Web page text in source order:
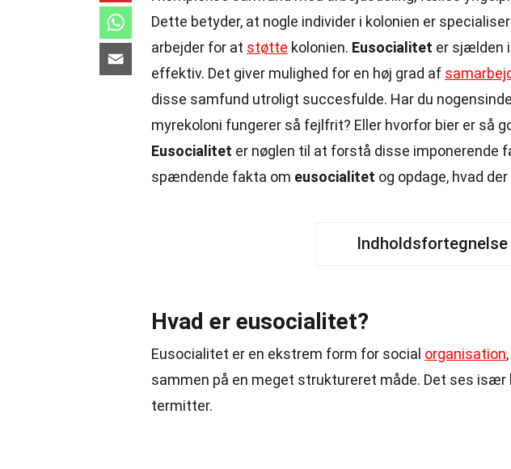
Dette betyder, at nogle individer i kolonien er
arbejder for at støtte kolonien. Eusocialitet er sjælden
effektiv. Det giver mulighed for en høj grad af
disse samfund utroligt succesfulde. Har du
myrekoloni fungerer så fejlfrit? Eller hvorfor bier er så
Eusocialitet er nøglen til at forstå disse imponerende
spændende fakta om eusocialitet og opdage, hvad
Indholdsfortegnelse
Hvad er eusocialitet?
Eusocialitet er en ekstrem form for social organisation
sammen på en meget struktureret måde. Det ses især
termitter.